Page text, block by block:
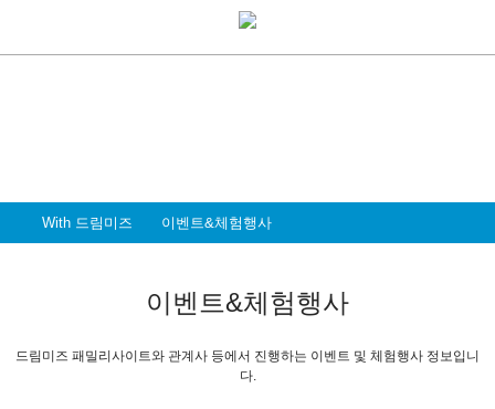
With 드림미즈 이벤트&체험행사
이벤트&체험행사
드림미즈 패밀리사이트와 관계사 등에서 진행하는 이벤트 및 체험행사 정보입니
다.